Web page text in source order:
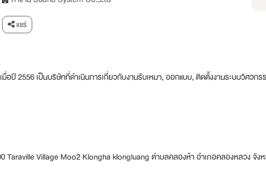
แชร์
มื่อปี 2556 เป็นบริษัทที่ดำเนินการเกี่ยวกับงานรับเหมา, ออกแบบ, ติดตั้งงานระบบวิศว
Taraville Village Moo2 Klongha klongluang ตำบลคลองห้า อำเภอคลองหลวง จัง